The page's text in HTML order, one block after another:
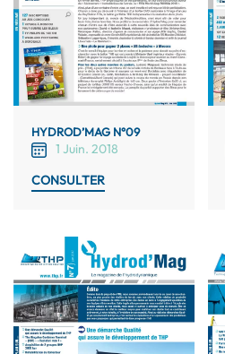
HYDROD’MAG N°09
1 Juin. 2018
CONSULTER